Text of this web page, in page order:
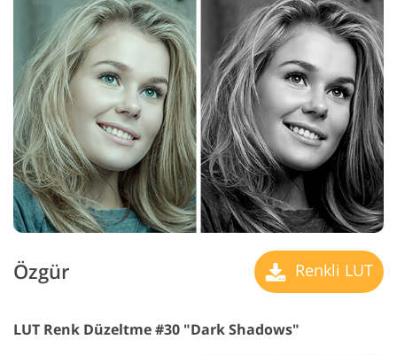
Özgür Renkli LUT
LUT Renk Düzeltme #30 "Dark Shadows"